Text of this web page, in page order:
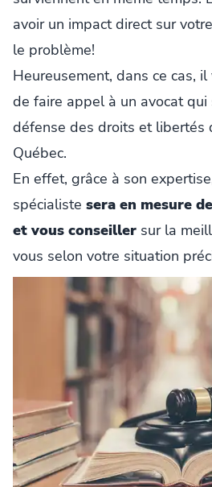
avoir un impact direct sur
le problème!
Heureusement, dans ce cas,
de faire appel à un avocat
défense des droits et libertés
Québec.
En effet, grâce à son
spécialiste sera en mesure
et vous conseiller sur la
vous selon votre situation